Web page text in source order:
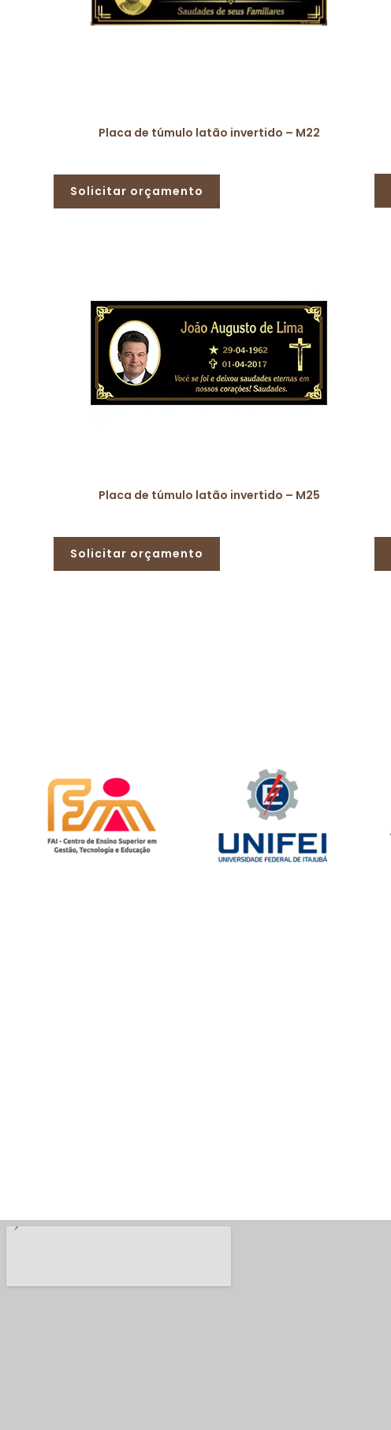
Placa de túmulo latão invertido – M22
Solicitar orçamento
Placa de túmulo latão invertido – M25
Solicitar orçamento